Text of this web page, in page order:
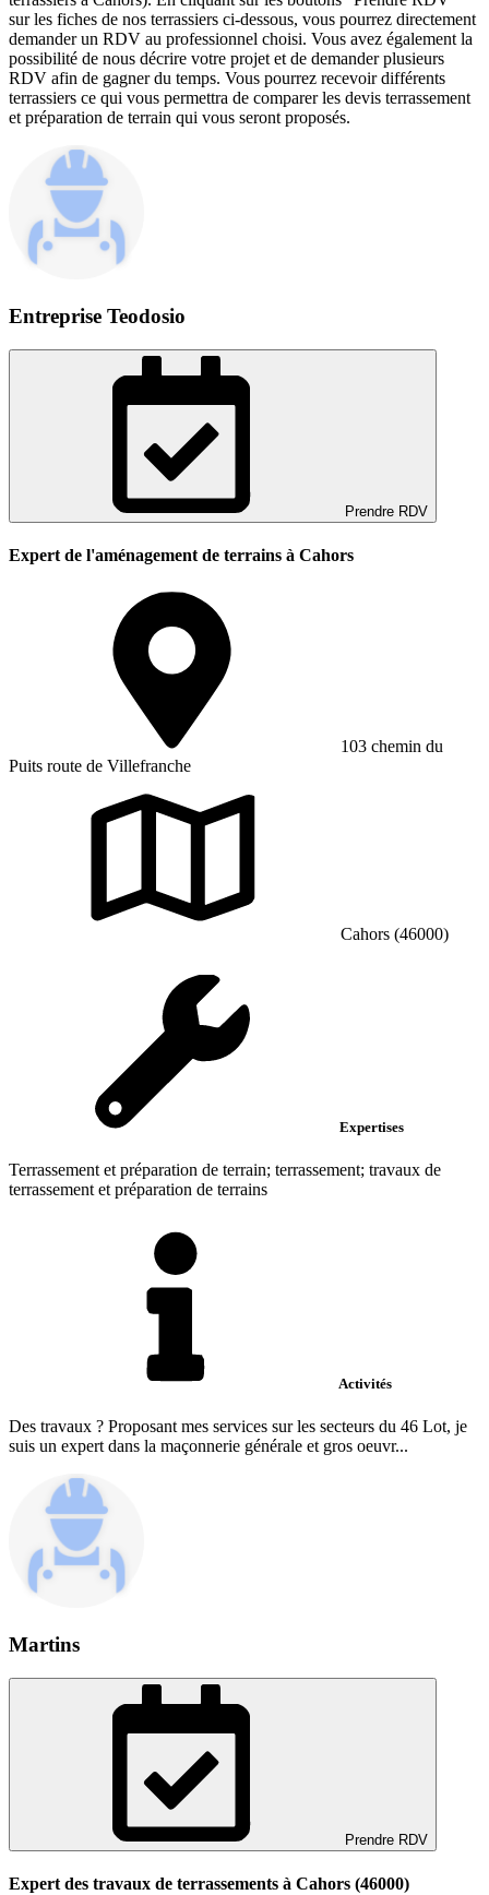
sur les fiches de nos terrassiers ci-dessous, vous pourrez directement
demander un RDV au professionnel choisi. Vous avez également la
possibilité de nous décrire votre projet et de demander plusieurs
RDV afin de gagner du temps. Vous pourrez recevoir différents
terrassiers ce qui vous permettra de comparer les devis terrassement
et préparation de terrain qui vous seront proposés.
Entreprise Teodosio
Prendre RDV
Expert de l'aménagement de terrains à Cahors
103 chemin du
Puits route de Villefranche
Cahors (46000)
Expertises
Terrassement et préparation de terrain; terrassement; travaux de
terrassement et préparation de terrains
Activités
Des travaux ? Proposant mes services sur les secteurs du 46 Lot, je
suis un expert dans la maçonnerie générale et gros oeuvr...
Martins
Prendre RDV
Expert des travaux de terrassements à Cahors (46000)